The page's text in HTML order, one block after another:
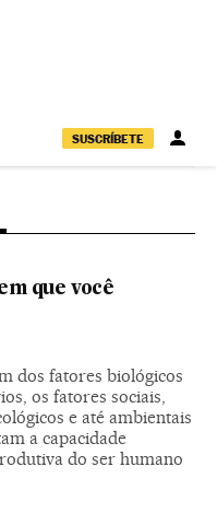
SUSCRÍBETE
que você
dos fatores biológicos
os fatores sociais,
e até ambientais
a capacidade
do ser humano